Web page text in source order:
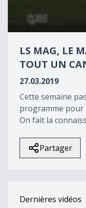
minutes,
seconds
LS MAG, LE
TOUT UN
27.03.2019
Cette semaine
programme pour
On fait la
Partager
Dernières vidéos